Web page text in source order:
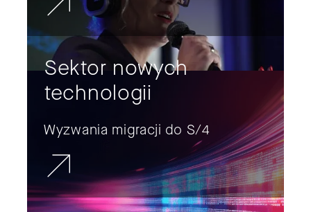
Sektor nowych
technologii
Wyzwania migracji do S/4